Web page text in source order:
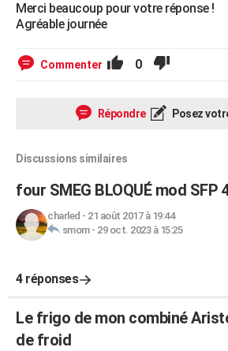
Merci beaucoup pour votre réponse !
Agréable journée
Commenter 0
Répondre Posez
Discussions similaires
four SMEG BLOQUÉ mod SFP
charled - 21 août 2017 à 19:44
smom- 29 oct. 2023 à 15:25
4 réponses
Le frigo de mon combiné
de froid